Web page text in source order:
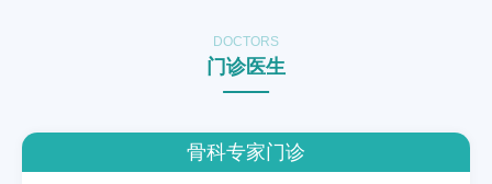
DOCTORS
门诊医生
骨科专家门诊